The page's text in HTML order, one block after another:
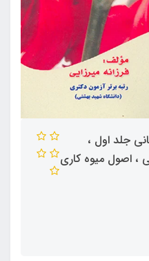
جلد اول ،
، اصول میوه کاری